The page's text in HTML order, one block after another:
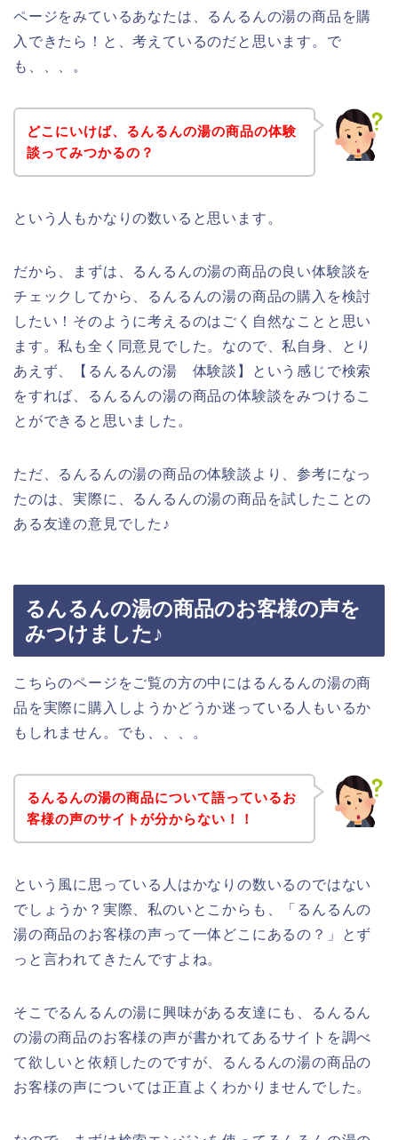
ページをみているあなたは、るんるんの湯の商品を購
入できたら！と、考えているのだと思います。で
も、、、。
どこにいけば、るんるんの湯の商品の体験
談ってみつかるの？
という人もかなりの数いると思います。
だから、まずは、るんるんの湯の商品の良い体験談を
チェックしてから、るんるんの湯の商品の購入を検討
したい！そのように考えるのはごく自然なことと思い
ます。私も全く同意見でした。なので、私自身、とり
あえず、【るんるんの湯 体験談】という感じで検索
をすれば、るんるんの湯の商品の体験談をみつけるこ
とができると思いました。
ただ、るんるんの湯の商品の体験談より、参考になっ
たのは、実際に、るんるんの湯の商品を試したことの
ある友達の意見でした♪
るんるんの湯の商品のお客様の声を
みつけました♪
こちらのページをご覧の方の中にはるんるんの湯の商
品を実際に購入しようかどうか迷っている人もいるか
もしれません。でも、、、。
るんるんの湯の商品について語っているお
客様の声のサイトが分からない！！
という風に思っている人はかなりの数いるのではない
でしょうか？実際、私のいとこからも、「るんるんの
湯の商品のお客様の声って一体どこにあるの？」とず
っと言われてきたんですよね。
そこでるんるんの湯に興味がある友達にも、るんるん
の湯の商品のお客様の声が書かれてあるサイトを調べ
て欲しいと依頼したのですが、るんるんの湯の商品の
お客様の声については正直よくわかりませんでした。